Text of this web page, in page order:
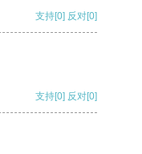
支持[0] 反对[0]
支持[0] 反对[0]